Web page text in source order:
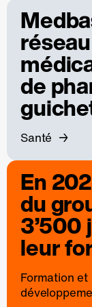
de
Santé
En
du
3’500
leur
Formation et